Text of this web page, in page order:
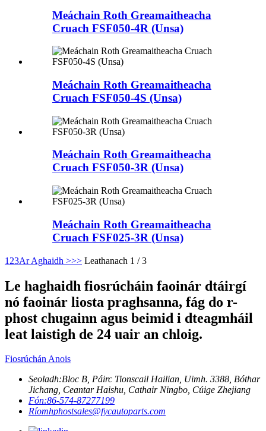
Meáchain Roth Greamaitheacha
Cruach FSF050-4R (Unsa)
Meáchain Roth Greamaitheacha
Cruach FSF050-4S (Unsa)
Meáchain Roth Greamaitheacha
Cruach FSF050-3R (Unsa)
Meáchain Roth Greamaitheacha
Cruach FSF025-3R (Unsa)
1 23Ar Aghaidh >>> Leathanach 1 / 3
Le haghaidh fiosrúcháin faoinár dtáirgí
nó faoinár liosta praghsanna, fág do r-
phost chugainn agus beimid i dteagmháil
leat laistigh de 24 uair an chloig.
Fiosrúchán Anois
Seoladh:Bloc B, Páirc Tionscail Hailian, Uimh. 3388, Bóthar
Jichang, Ceantar Haishu, Cathair Ningbo, Cúige Zhejiang
Fón:86-574-87277199
Ríomhphostsales@fycautoparts.com